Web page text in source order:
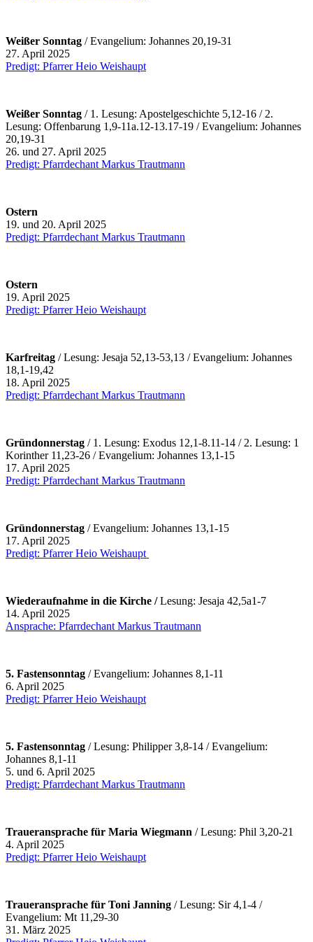
Weißer Sonntag / Evangelium: Johannes 20,19-31
27. April 2025
Predigt: Pfarrer Heio Weishaupt
Weißer Sonntag / 1. Lesung: Apostelgeschichte 5,12-16 / 2.
Lesung: Offenbarung 1,9-11a.12-13.17-19 / Evangelium: Johannes
20,19-31
26. und 27. April 2025
Predigt: Pfarrdechant Markus Trautmann
Ostern
19. und 20. April 2025
Predigt: Pfarrdechant Markus Trautmann
Ostern
19. April 2025
Predigt: Pfarrer Heio Weishaupt
Karfreitag / Lesung: Jesaja 52,13-53,13 / Evangelium: Johannes
18,1-19,42
18. April 2025
Predigt: Pfarrdechant Markus Trautmann
Gründonnerstag / 1. Lesung: Exodus 12,1-8.11-14 / 2. Lesung: 1
Korinther 11,23-26 / Evangelium: Johannes 13,1-15
17. April 2025
Predigt: Pfarrdechant Markus Trautmann
Gründonnerstag / Evangelium: Johannes 13,1-15
17. April 2025
Predigt: Pfarrer Heio Weishaupt
Wiederaufnahme in die Kirche /Lesung: Jesaja 42,5a1-7
14. April 2025
Ansprache: Pfarrdechant Markus Trautmann
5. Fastensonntag / Evangelium: Johannes 8,1-11
6. April 2025
Predigt: Pfarrer Heio Weishaupt
5. Fastensonntag / Lesung: Philipper 3,8-14 / Evangelium:
Johannes 8,1-11
5. und 6. April 2025
Predigt: Pfarrdechant Markus Trautmann
Traueransprache für Maria Wiegmann / Lesung: Phil 3,20-21
4. April 2025
Predigt: Pfarrer Heio Weishaupt
Traueransprache für Toni Janning / Lesung: Sir 4,1-4 /
Evangelium: Mt 11,29-30
31. März 2025